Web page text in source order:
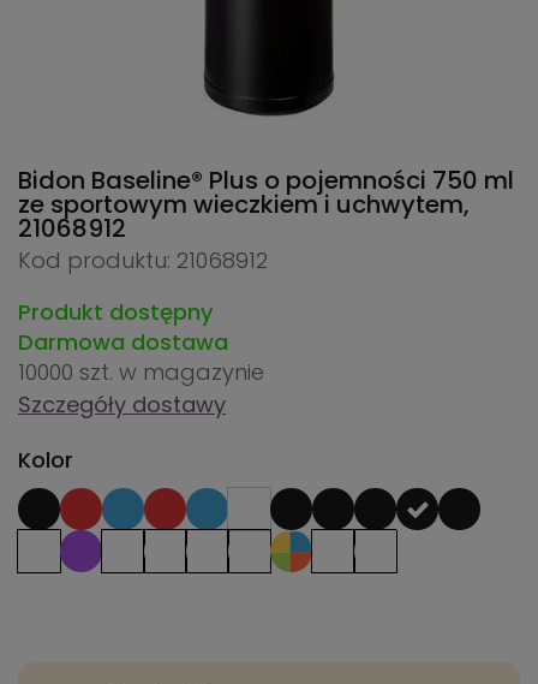
Bidon Baseline® Plus o pojemności 750 ml
ze sportowym wieczkiem i uchwytem,
21068912
Kod produktu: 21068912
Produkt dostępny
Darmowa dostawa
10000 szt. w magazynie
Szczegóły dostawy
Kolor